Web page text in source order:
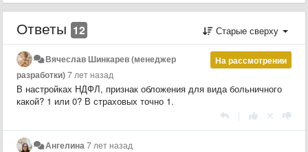
Ответы 12 Старые сверху
На рассмотрении
Вячеслав Шинкарев (менеджер
разработки)7 лет назад
В настройках НДФЛ, признак обложения для вида больничного
какой? 1 или 0? В страховых точно 1.
Ангелина 7 лет назад